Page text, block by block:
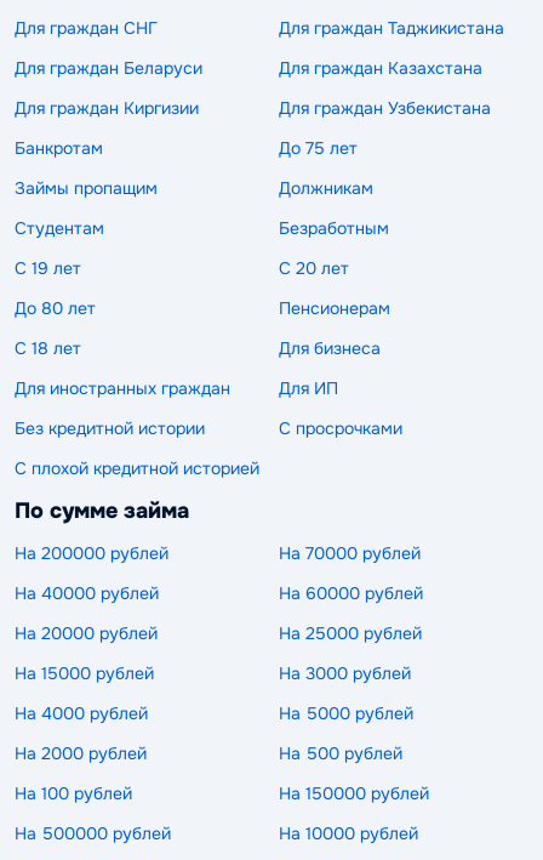
Для граждан СНГ
Для граждан Таджикистана
Для граждан Беларуси
Для граждан Казахстана
Для граждан Киргизии
Для граждан Узбекистана
Банкротам
До 75 лет
Займы пропащим
Должникам
Студентам
Безработным
С 19 лет
С 20 лет
До 80 лет
Пенсионерам
С 18 лет
Для бизнеса
Для иностранных граждан
Для ИП
Без кредитной истории
С просрочками
С плохой кредитной историей
По сумме займа
На 200000 рублей
На 70000 рублей
На 40000 рублей
На 60000 рублей
На 20000 рублей
На 25000 рублей
На 15000 рублей
На 3000 рублей
На 4000 рублей
На 5000 рублей
На 2000 рублей
На 500 рублей
На 100 рублей
На 150000 рублей
На 500000 рублей
На 10000 рублей